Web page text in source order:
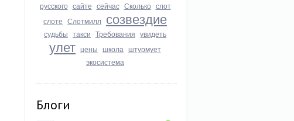
русского сайте сейчас Сколько слот
слоте Слотмилл созвездие
судьбы такси Требования увидеть
улет цены школа штурмует
экосистема
Блоги